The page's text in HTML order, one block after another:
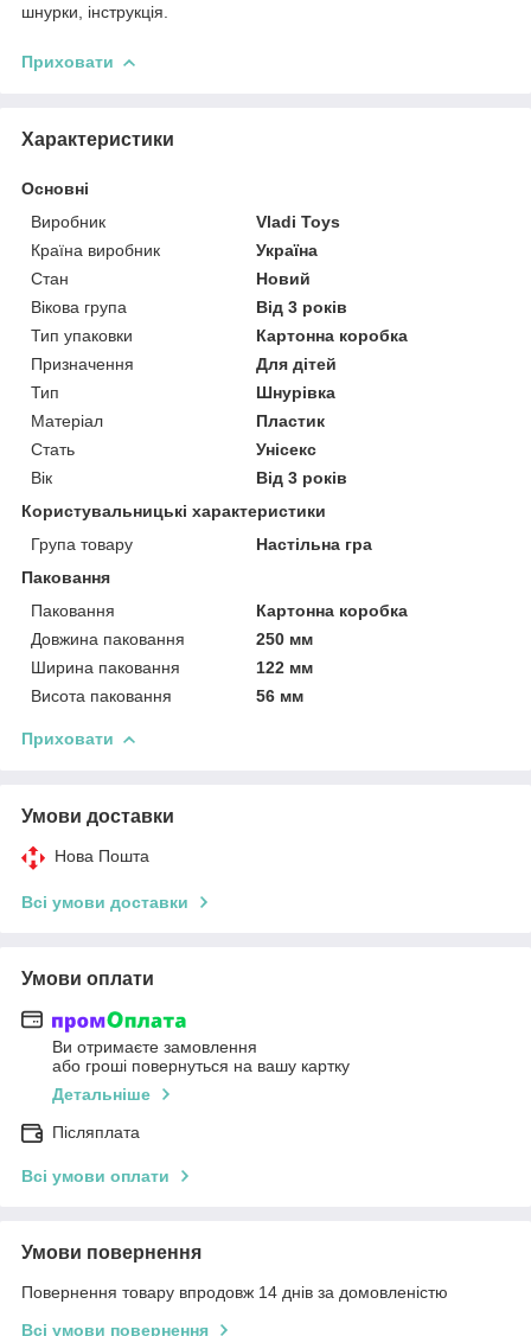
шнурки, інструкція.
Приховати
Характеристики
Основні
Виробник
Vladi Toys
Країна виробник
Україна
Стан
Новий
Вікова група
Від 3 років
Тип упаковки
Картонна коробка
Призначення
Для дітей
Тип
Шнурівка
Матеріал
Пластик
Стать
Унісекс
Вік
Від 3 років
Користувальницькі характеристики
Група товару
Настільна гра
Паковання
Паковання
Картонна коробка
Довжина паковання
250 мм
Ширина паковання
122 мм
Висота паковання
56 мм
Приховати
Умови доставки
Нова Пошта
Всі умови доставки
Умови оплати
Ви отримаєте замовлення
або гроші повернуться на вашу картку
Детальніше
Післяплата
Всі умови оплати
Умови повернення
Повернення товару впродовж 14 днів за домовленістю
Всі умови повернення